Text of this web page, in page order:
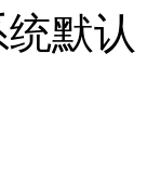
默认